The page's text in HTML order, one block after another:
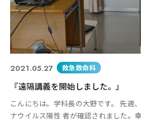
2021.05.27 救急救命科
『遠隔講義を開始しました。』
こんにちは。学科長の大野です。 先週
ナウイルス陽性 者が確認されました。